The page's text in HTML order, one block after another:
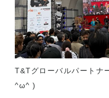
T&Tグローバルパートナ
^ω^ )